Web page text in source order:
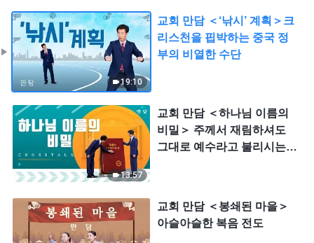
19:10
교회 만담 ＜‘낚시’ 계획＞크
리스천을 핍박하는 중국 정
부의 비열한 수단
13:57
교회 만담 ＜하나님 이름의
비밀＞ 주께서 재림하셔도
그대로 예수라고 불리시는
교회 만담 ＜봉쇄된 마을＞
아슬아슬한 복음 전도